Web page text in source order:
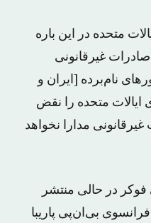
متحده در این باره
غیرقانونی
نام‌برده [ایران و
ایالات متحده را نقض
غیرقانونی مدارا نخواهد
در حالی منتشر
بی‌ان‌پی پاریبا